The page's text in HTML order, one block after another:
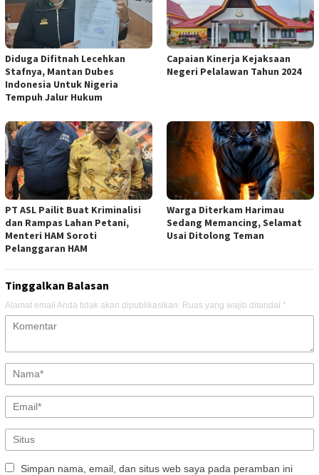
Diduga Difitnah Lecehkan
Stafnya, Mantan Dubes
Indonesia Untuk Nigeria
Tempuh Jalur Hukum
Capaian Kinerja Kejaksaan
Negeri Pelalawan Tahun 2024
PT ASL Pailit Buat Kriminalisi
dan Rampas Lahan Petani,
Menteri HAM Soroti
Pelanggaran HAM
Warga Diterkam Harimau
Sedang Memancing, Selamat
Usai Ditolong Teman
Tinggalkan Balasan
Alamat email Anda tidak akan dipublikasikan. Ruas yang wajib ditandai *
Simpan nama, email, dan situs web saya pada peramban ini